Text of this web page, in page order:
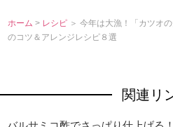
ホーム > レシピ ＞ 今年は大漁！「カツオ
のコツ＆アレンジレシピ８選
関連リ